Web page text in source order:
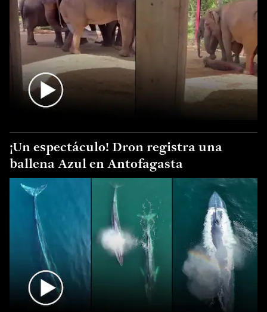
¡Un espectáculo! Dron registra una
ballena Azul en Antofagasta